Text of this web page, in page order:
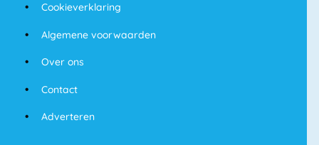
Cookieverklaring
Algemene voorwaarden
Over ons
Contact
Adverteren